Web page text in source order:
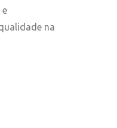
e
na